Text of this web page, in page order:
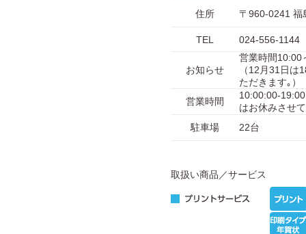
住所 〒960-0241 福
TEL 024-556-1144
お知らせ
営業時間10:00
（12月31日
ただきます｡）
営業時間
10:00:00-
はお休みさせ
駐車場
22台
取扱い商品／サービス